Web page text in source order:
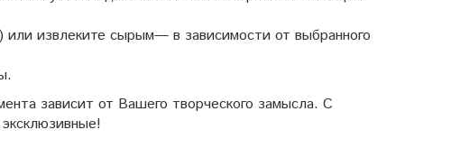
извлеките сырым— в зависимости от выбранного
зависит от Вашего творческого замысла. С